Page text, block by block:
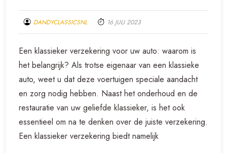
DANDYCLASSICSNL 16 JULI 2023
Een klassieker verzekering voor uw auto: waarom is
het belangrijk? Als trotse eigenaar van een klassieke
auto, weet u dat deze voertuigen speciale aandacht
en zorg nodig hebben. Naast het onderhoud en de
restauratie van uw geliefde klassieker, is het ook
essentieel om na te denken over de juiste verzekering.
Een klassieker verzekering biedt namelijk